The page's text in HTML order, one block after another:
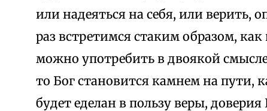
или надеяться на себя, или верить,
раз встретимся стаким образом,
можно употребить в двоякой
то Бог становится камнем на пути,
будет еделан в пользу веры,